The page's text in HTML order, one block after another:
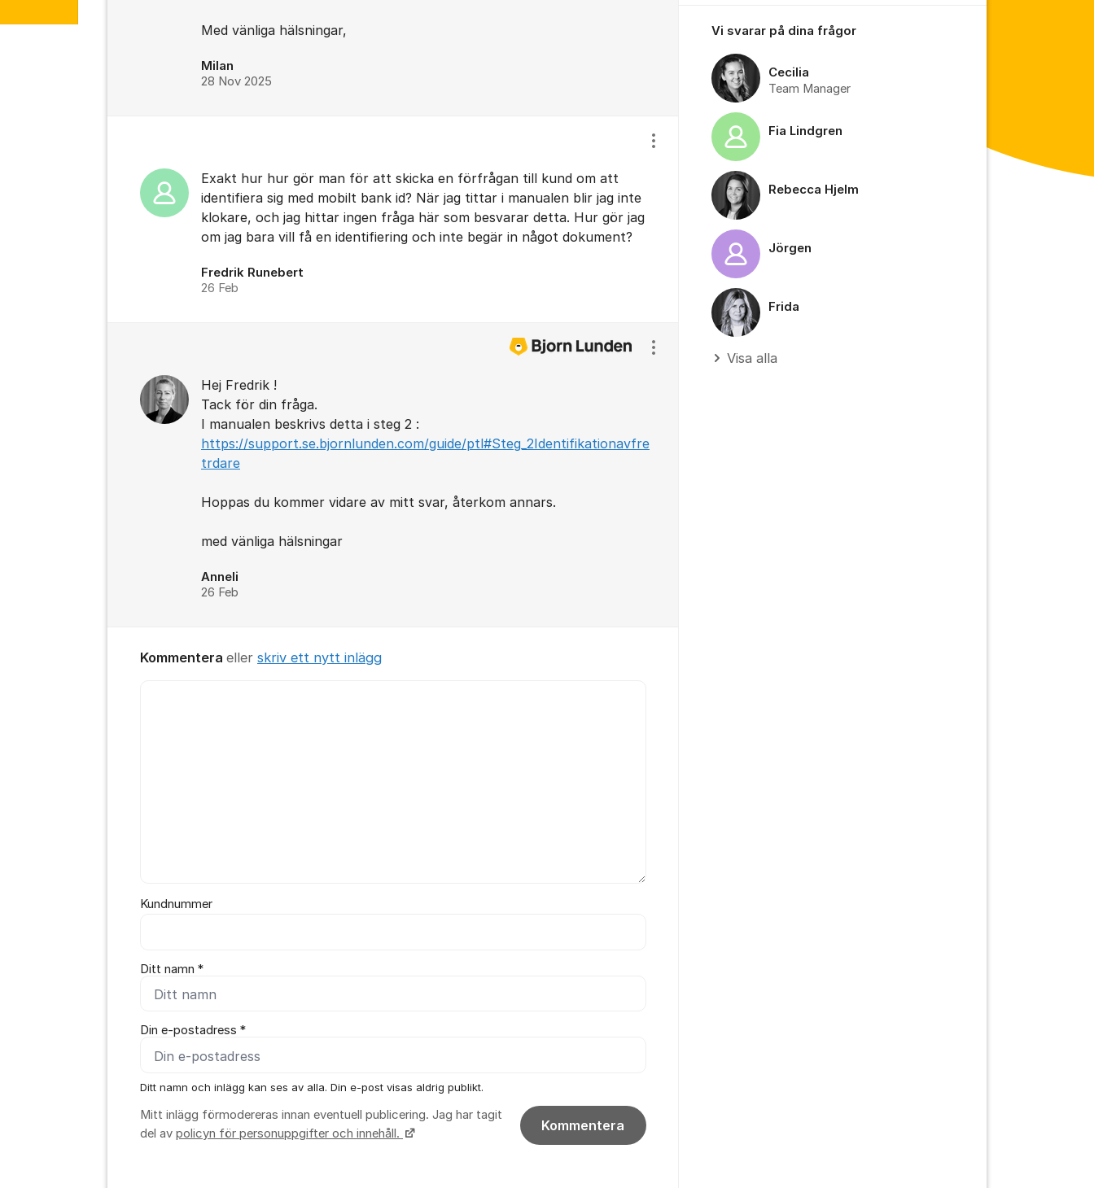
Med vänliga hälsningar,
Milan
28 Nov 2025
Exakt hur hur gör man för att skicka en förfrågan till kund om att
identifiera sig med mobilt bank id? När jag tittar i manualen blir jag inte
klokare, och jag hittar ingen fråga här som besvarar detta. Hur gör jag
om jag bara vill få en identifiering och inte begär in något dokument?
Fredrik Runebert
26 Feb
Visa/dölj inställningar för inlägg/kommentar
Hej Fredrik !
Tack för din fråga.
I manualen beskrivs detta i steg 2 :
https://support.se.bjornlunden.com/guide/ptl#Steg_2Identifikationavfre
trdare
Hoppas du kommer vidare av mitt svar, återkom annars.
med vänliga hälsningar
Anneli
26 Feb
Visa/dölj inställningar för inlägg/kommentar
Kommentera eller skriv ett nytt inlägg
Kundnummer
Ditt namn *
Din e-postadress *
Ditt namn och inlägg kan ses av alla. Din e-post visas aldrig publikt.
Mitt inlägg förmodereras innan eventuell publicering. Jag har tagit
del av policyn för personuppgifter och innehåll. Kommentera
Vi svarar på dina frågor
Cecilia
Team Manager
Fia Lindgren
Rebecca Hjelm
Jörgen
Frida
Visa alla